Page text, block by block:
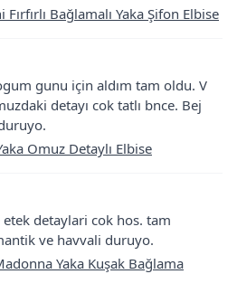
Bağlamalı Yaka Şifon Elbise
gunu için aldım tam oldu. V
detayı cok tatlı bnce. Bej
Omuz Detaylı Elbise
detaylari cok hos. tam
ve havvali duruyo.
Yaka Kuşak Bağlama